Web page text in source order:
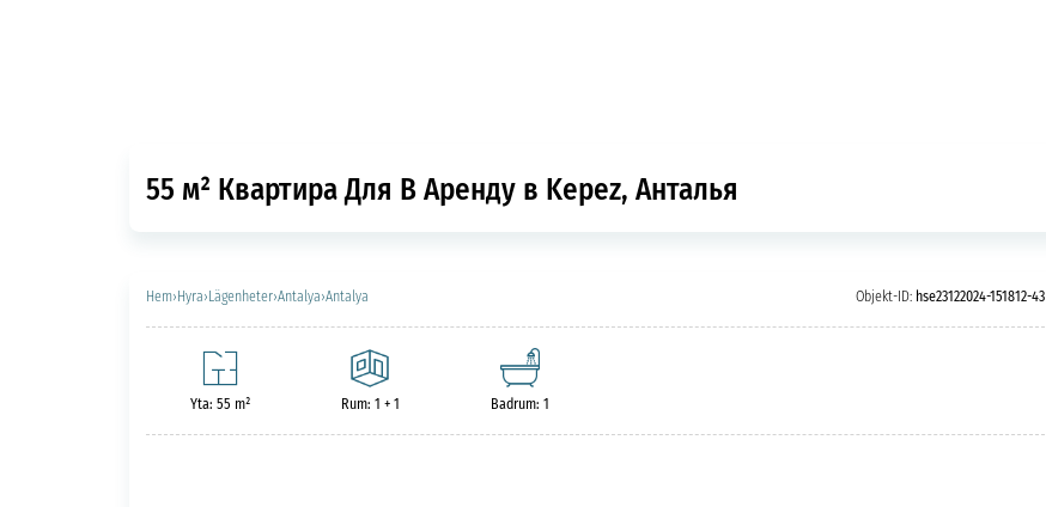
55 м² Квартира Для В Аренду в Kepez, Анталья
Hem›Hyra›Lägenheter›Antalya›Antalya Objekt-ID: hse23122024-151812-43
Yta: 55 m² Rum: 1 + 1 Badrum: 1